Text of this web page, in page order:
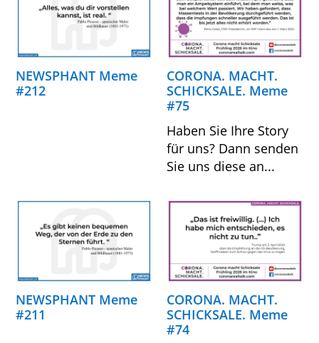
NEWSPHANT Meme
#212
CORONA. MACHT.
SCHICKSALE. Meme
#75
Haben Sie Ihre Story
für uns? Dann senden
Sie uns diese an...
NEWSPHANT Meme
#211
CORONA. MACHT.
SCHICKSALE. Meme
#74